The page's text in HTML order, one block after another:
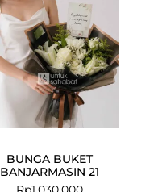
BUNGA BUKET
BANJARMASIN 21